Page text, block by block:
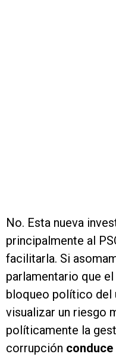
No. Esta nueva
principalmente al
facilitarla. Si
parlamentario que
bloqueo político del
visualizar un riesgo
políticamente la
corrupción